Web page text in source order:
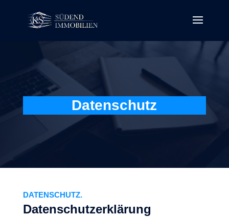
Datenschutz
DATENSCHUTZ.
Datenschutzerklärung